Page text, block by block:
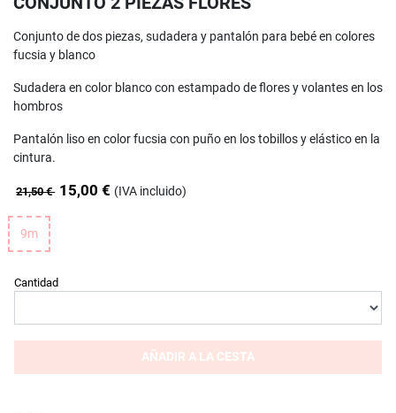
Conjunto de dos piezas, sudadera y pantalón para bebé en colores
fucsia y blanco
Sudadera en color blanco con estampado de flores y volantes en los
hombros
Pantalón liso en color fucsia con puño en los tobillos y elástico en la
cintura.
21,50 € 15,00 € (IVA incluido)
9m
Cantidad
AÑADIR A LA CESTA